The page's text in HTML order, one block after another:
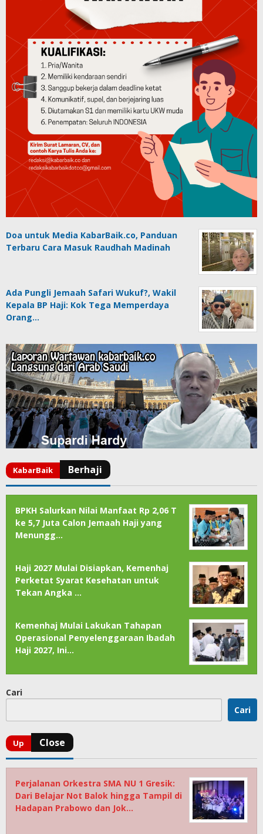
Doa untuk Media KabarBaik.co, Panduan
Terbaru Cara Masuk Raudhah Madinah
Ada Pungli Jemaah Safari Wukuf?, Wakil
Kepala BP Haji: Kok Tega Memperdaya
Orang…
BPKH Salurkan Nilai Manfaat Rp 2,06 T
ke 5,7 Juta Calon Jemaah Haji yang
Menungg…
Haji 2027 Mulai Disiapkan, Kemenhaj
Perketat Syarat Kesehatan untuk
Tekan Angka …
Kemenhaj Mulai Lakukan Tahapan
Operasional Penyelenggaraan Ibadah
Haji 2027, Ini…
Cari
Cari
Perjalanan Orkestra SMA NU 1 Gresik:
Dari Belajar Not Balok hingga Tampil di
Hadapan Prabowo dan Jok…